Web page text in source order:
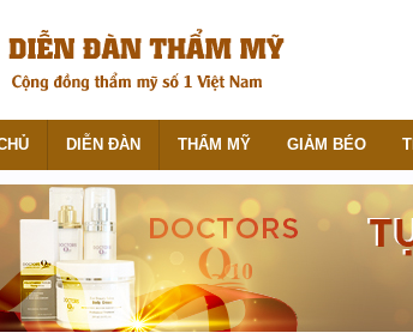
DIỄN ĐÀN THẨM MỸ GIẢM BÉO